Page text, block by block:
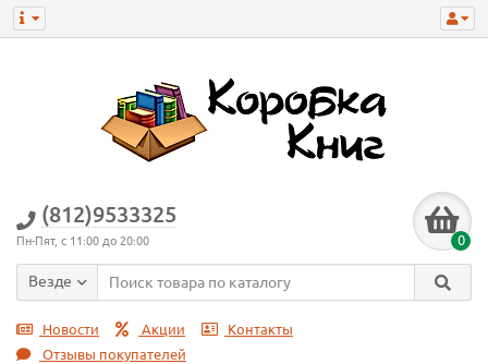
(812)9533325
Пн-Пят, с 11:00 до 20:00 0
Везде
Новости Акции
Контакты
Отзывы покупателей